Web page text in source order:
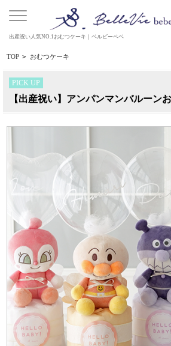
出産祝い人気NO.1おむつケーキ｜ベルビーベベ
TOP > おむつケーキ
PICK UP
【出産祝い】アンパンマンバルーン